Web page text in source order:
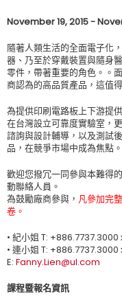
November 19, 2015 -
隨著人類生活的全面電子化
器、乃至於穿戴裝置與隨身
零件，帶著重要的角色。。
商認為的高品質產品，這值
為提供印刷電路板上下游提
在台灣設立可靠度實驗室，
諮詢與設計輔導，以及測試
品，在競爭市場中成為焦點。
歡迎您撥冗一同參與本難得
動聯絡人員。
為鼓勵廠商參與， 凡參加完
卷。
• 紀小姐 T:
• 連小姐 T:
E: Fanny.Lien@ul.com
課程暨報名資訊